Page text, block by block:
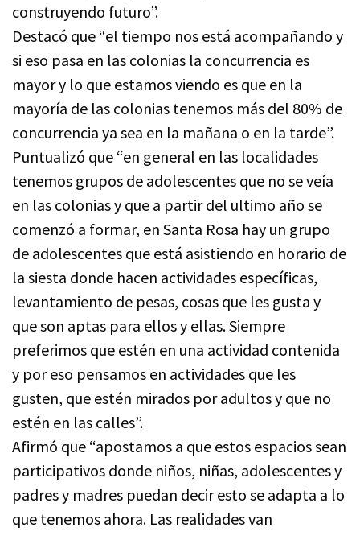
construyendo futuro”.
Destacó que “el tiempo nos está acompañando y
si eso pasa en las colonias la concurrencia es
mayor y lo que estamos viendo es que en la
mayoría de las colonias tenemos más del 80% de
concurrencia ya sea en la mañana o en la tarde”.
Puntualizó que “en general en las localidades
tenemos grupos de adolescentes que no se veía
en las colonias y que a partir del ultimo año se
comenzó a formar, en Santa Rosa hay un grupo
de adolescentes que está asistiendo en horario de
la siesta donde hacen actividades específicas,
levantamiento de pesas, cosas que les gusta y
que son aptas para ellos y ellas. Siempre
preferimos que estén en una actividad contenida
y por eso pensamos en actividades que les
gusten, que estén mirados por adultos y que no
estén en las calles”.
Afirmó que “apostamos a que estos espacios sean
participativos donde niños, niñas, adolescentes y
padres y madres puedan decir esto se adapta a lo
que tenemos ahora. Las realidades van